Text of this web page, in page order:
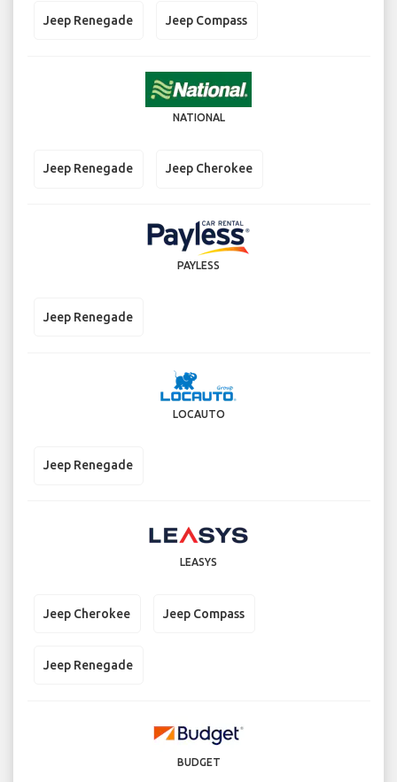
Jeep Renegade Jeep Compass
NATIONAL
Jeep Renegade Jeep Cherokee
PAYLESS
Jeep Renegade
LOCAUTO
Jeep Renegade
LEASYS
Jeep Cherokee Jeep Compass
Jeep Renegade
BUDGET